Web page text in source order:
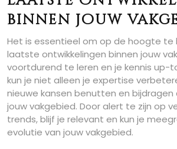
binnen jouw
Het is essentieel om op de hoogte te
laatste ontwikkelingen binnen jouw
voortdurend te leren en je kennis
kun je niet alleen je expertise
nieuwe kansen benutten en bijdragen
jouw vakgebied. Door alert te zijn op
trends, blijf je relevant en kun je
evolutie van jouw vakgebied.